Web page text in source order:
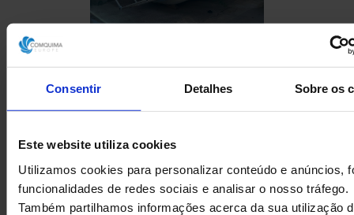
Consentir Detalhes Sobre os
Este website utiliza cookies
Utilizamos cookies para personalizar conteúdo e anúncios,
funcionalidades de redes sociais e analisar o nosso tráfego.
Também partilhamos informações acerca da sua utilização
DEPÓSITO EM FIBRA DE
VIDRO USADO